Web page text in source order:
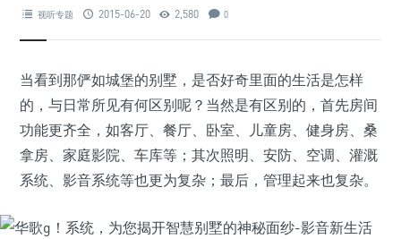
视听专题 2015-06-20 2,580 0
当看到那俨如城堡的别墅，是否好奇里面的生活是怎样
的，与日常所见有何区别呢？当然是有区别的，首先房间
功能更齐全，如客厅、餐厅、卧室、儿童房、健身房、桑
拿房、家庭影院、车库等；其次照明、安防、空调、灌溉
系统、影音系统等也更为复杂；最后，管理起来也复杂。